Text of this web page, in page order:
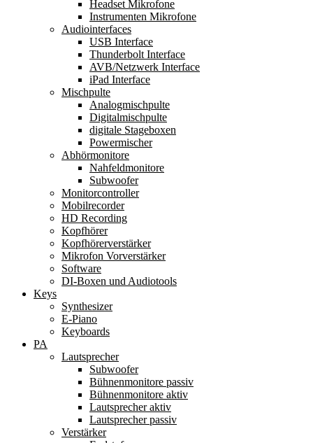
Headset Mikrofone
Instrumenten Mikrofone
Audiointerfaces
USB Interface
Thunderbolt Interface
AVB/Netzwerk Interface
iPad Interface
Mischpulte
Analogmischpulte
Digitalmischpulte
digitale Stageboxen
Powermischer
Abhörmonitore
Nahfeldmonitore
Subwoofer
Monitorcontroller
Mobilrecorder
HD Recording
Kopfhörer
Kopfhörerverstärker
Mikrofon Vorverstärker
Software
DI-Boxen und Audiotools
Keys
Synthesizer
E-Piano
Keyboards
PA
Lautsprecher
Subwoofer
Bühnenmonitore passiv
Bühnenmonitore aktiv
Lautsprecher aktiv
Lautsprecher passiv
Verstärker